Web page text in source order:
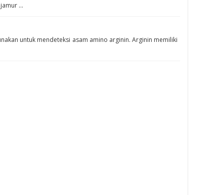
...
untuk mendeteksi asam amino arginin. Arginin memiliki